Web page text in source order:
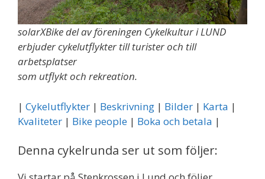
solarXBike del av föreningen Cykelkultur i LUND
erbjuder cykelutflykter till turister och till
arbetsplatser
som utflykt och rekreation.
| Cykelutflykter | Beskrivning | Bilder | Karta |
Kvaliteter | Bike people | Boka och betala |
Denna cykelrunda ser ut som följer: